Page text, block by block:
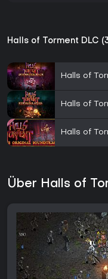
Halls of Torment DLC
Halls of
Halls of
Halls of
Über Halls of